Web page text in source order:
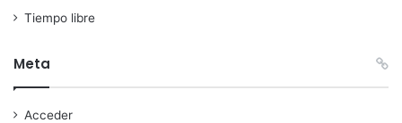
Tiempo libre
Meta
Acceder